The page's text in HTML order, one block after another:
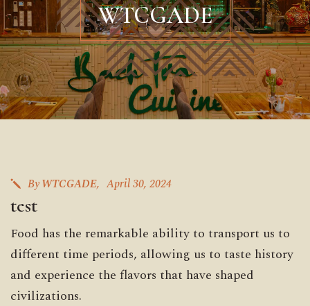
WTCGADE
ByWTCGADE April 30, 2024
test
Food has the remarkable ability to transport us to
different time periods, allowing us to taste history
and experience the flavors that have shaped
civilizations.